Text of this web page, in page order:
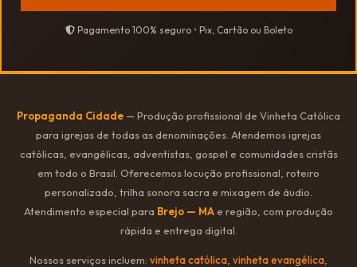
Pagamento 100% seguro • Pix, Cartão ou Boleto
Propaganda Cidade — Produção profissional de Vinheta Católica
para igrejas de todas as denominações. Atendemos igrejas
católicas, evangélicas, adventistas, gospel e comunidades cristãs
em todo o Brasil. Oferecemos locução profissional, roteiro
personalizado, trilha sonora sacra e mixagem de áudio.
Atendimento especial para Brejo — MA e região, com produção
rápida e entrega digital.
Nossos serviços incluem: vinheta católica vinheta evangélica